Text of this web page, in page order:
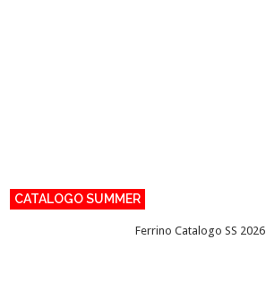
CATALOGO SUMMER
Ferrino Catalogo SS 2026